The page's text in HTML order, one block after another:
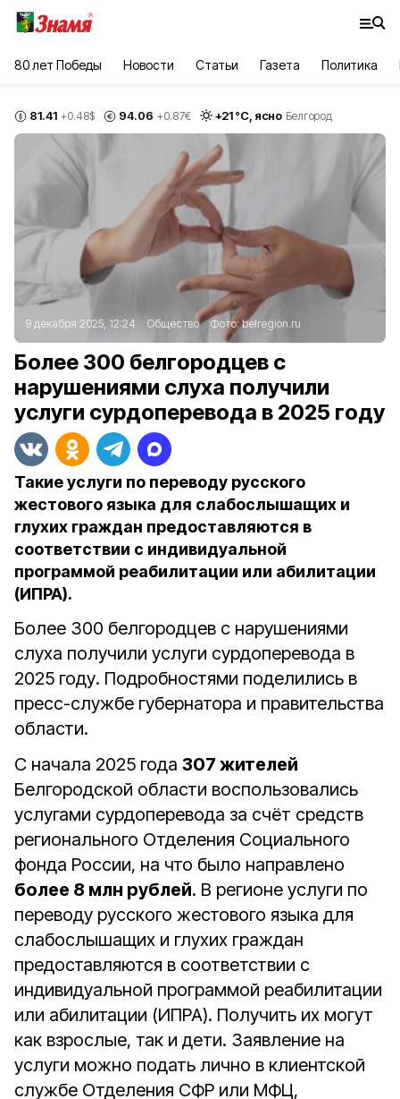
80 лет Победы Новости Статьи Газета Политика
81.41 +0.48$ 94.06 +0.87€ +21°С, ясно Белгород
9 декабря 2025, 12:24 Общество Фото:belregion.ru
Более 300 белгородцев с
нарушениями слуха получили
услуги сурдоперевода в 2025 году
Такие услуги по переводу русского
жестового языка для слабослышащих и
глухих граждан предоставляются в
соответствии с индивидуальной
программой реабилитации или абилитации
(ИПРА).
Более 300 белгородцев с нарушениями
слуха получили услуги сурдоперевода в
2025 году. Подробностями поделились в
пресс-службе губернатора и правительства
области.
С начала 2025 года 307 жителей
Белгородской области воспользовались
услугами сурдоперевода за счёт средств
регионального Отделения Социального
фонда России, на что было направлено
более 8 млн рублей. В регионе услуги по
переводу русского жестового языка для
слабослышащих и глухих граждан
предоставляются в соответствии с
индивидуальной программой реабилитации
или абилитации (ИПРА). Получить их могут
как взрослые, так и дети. Заявление на
услуги можно подать лично в клиентской
службе Отделения СФР или МФЦ,